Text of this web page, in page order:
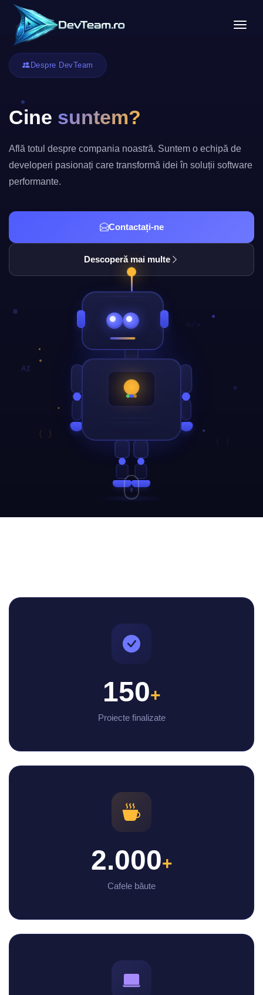
Despre DevTeam
Cine suntem?
Află totul despre compania noastră. Suntem o echipă de
developeri pasionați care transformă idei în soluții software
performante.
Contactați-ne
Descoperă mai multe
{ }
AI
( )
150+
Proiecte finalizate
2.000+
Cafele băute